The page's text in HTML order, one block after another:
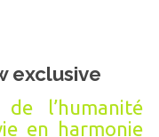
exclusive
l’humanité
en harmonie